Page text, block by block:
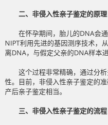
二、非侵入性亲子鉴定的原理
在怀孕期间，胎儿的DNA会通
NIPT利用先进的基因测序技术，
离DNA，与假定父亲的DNA样本
这个过程非常精确，通过分析
性。目前，非侵入性亲子鉴定的
产后亲子鉴定相当。
三、非侵入性亲子鉴定的流程